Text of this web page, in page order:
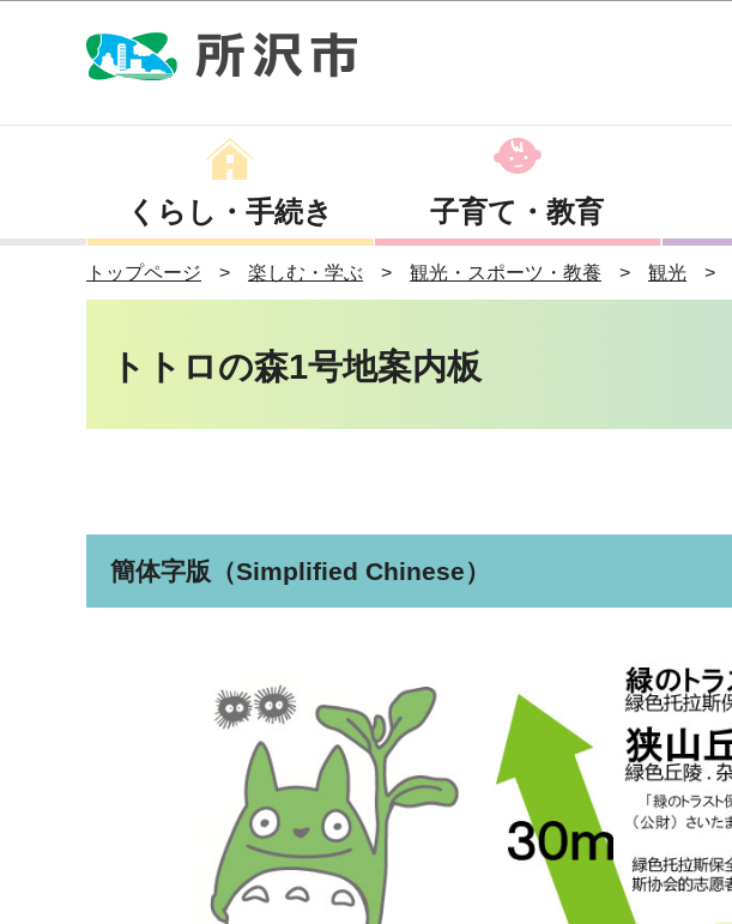
くらし・手続き 子育て・教育
トップページ 楽しむ・学ぶ 観光・スポーツ・教養 観光
トトロの森1号地案内板
簡体字版（Simplified Chinese）